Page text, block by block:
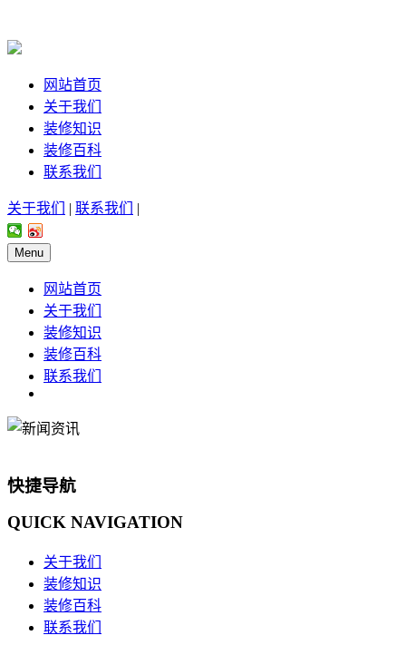
网站首页
关于我们
装修知识
装修百科
联系我们
关于我们 | 联系我们 |
Menu
网站首页
关于我们
装修知识
装修百科
联系我们
快捷导航
QUICK NAVIGATION
关于我们
装修知识
装修百科
联系我们